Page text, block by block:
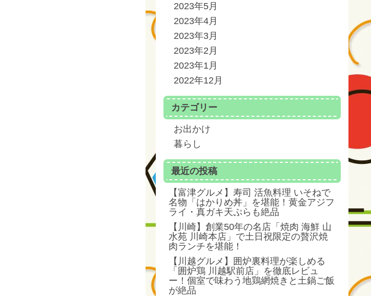
2023年5月
2023年4月
2023年3月
2023年2月
2023年1月
2022年12月
カテゴリー
お出かけ
暮らし
最近の投稿
【富津グルメ】寿司 活魚料理 いそねで
名物「はかりめ丼」を堪能！黄金アジフ
ライ・真ガキ天ぷらも絶品
【川崎】創業50年の名店「焼肉 海鮮 山
水苑 川崎本店」で土日祝限定の贅沢焼
肉ランチを堪能！
【川越グルメ】囲炉裏料理が楽しめる
「囲炉鶏 川越駅前店」を徹底レビュ
ー！個室で味わう地鶏網焼きと土鍋ご飯
が絶品